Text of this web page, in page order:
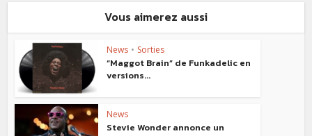
Vous aimerez aussi
News • Sorties
“Maggot Brain” de Funkadelic en
versions...
News
Stevie Wonder annonce un